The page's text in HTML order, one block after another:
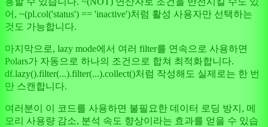
어, ~(pl.col('status') == 'inactive')처럼 활성 사용자만 선택하는
것도 가능합니다.
마지막으로, lazy mode에서 여러 filter를 연속으로 사용하면
Polars가 자동으로 하나의 조건으로 합쳐 최적화합니다.
df.lazy().filter(...).filter(...).collect()처럼 작성해도 실제로는 한 번
만 스캔합니다.
여러분이 이 코드를 사용하면 불필요한 데이터 로딩 방지, 메
모리 사용량 감소, 분석 속도 향상이라는 효과를 얻을 수 있습